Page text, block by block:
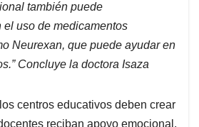
también puede
el uso de medicamentos
Neurexan, que puede ayudar en
Concluye la doctora Isaza
centros educativos deben crear
reciban apoyo emocional,